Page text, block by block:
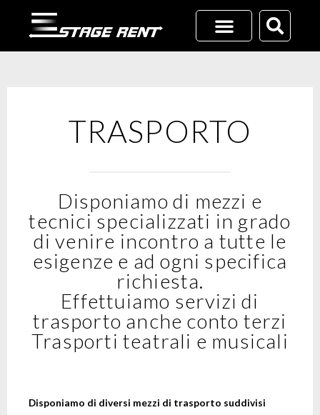
TRASPORTO
Disponiamo di mezzi e
tecnici specializzati in grado
di venire incontro a tutte le
esigenze e ad ogni specifica
richiesta.
Effettuiamo servizi di
trasporto anche conto terzi
Trasporti teatrali e musicali
Disponiamo di diversi mezzi di trasporto suddivisi